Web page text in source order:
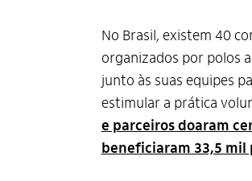
No Brasil, existem 40
organizados por polos
junto às suas equipes
estimular a prática
e parceiros doaram
beneficiaram 33,5 mil